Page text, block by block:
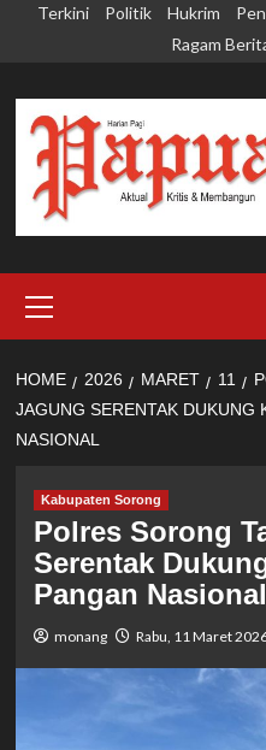
Terkini Politik Hukrim
Ragam
Menu
HOME 2026 MARET 11
JAGUNG SERENTAK DUKUNG
NASIONAL
Kabupaten Sorong
Polres Sorong
Serentak
Pangan Nasional
monang Rabu, 11 Maret